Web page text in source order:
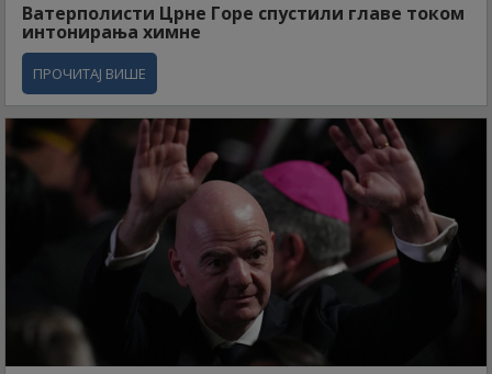
Ватерполисти Црне Горе спустили главе током
интонирања химне
ПРОЧИТАЈ ВИШЕ